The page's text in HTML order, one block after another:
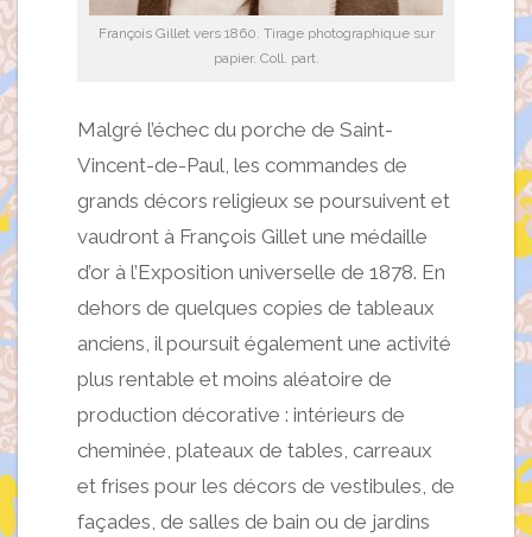
François Gillet vers 1860. Tirage photographique sur
papier. Coll. part.
Malgré l’échec du porche de Saint-
Vincent-de-Paul, les commandes de
grands décors religieux se poursuivent et
vaudront à François Gillet une médaille
d’or à l’Exposition universelle de 1878. En
dehors de quelques copies de tableaux
anciens, il poursuit également une activité
plus rentable et moins aléatoire de
production décorative : intérieurs de
cheminée, plateaux de tables, carreaux
et frises pour les décors de vestibules, de
façades, de salles de bain ou de jardins